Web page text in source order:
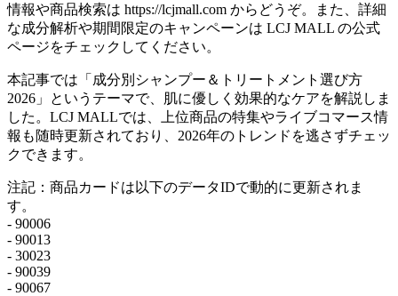
情報や商品検索は https://lcjmall.com からどうぞ。また、詳細
な成分解析や期間限定のキャンペーンは LCJ MALL の公式
ページをチェックしてください。
本記事では「成分別シャンプー＆トリートメント選び方
2026」というテーマで、肌に優しく効果的なケアを解説しま
した。LCJ MALLでは、上位商品の特集やライブコマース情
報も随時更新されており、2026年のトレンドを逃さずチェッ
クできます。
注記：商品カードは以下のデータIDで動的に更新されま
す。
- 90006
- 90013
- 30023
- 90039
- 90067